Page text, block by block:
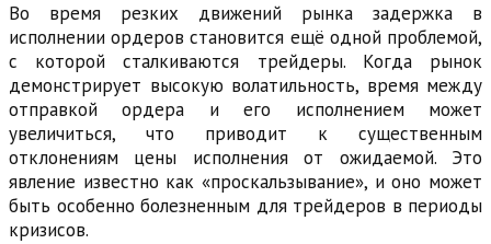
Во время резких движений рынка задержка в
исполнении ордеров становится ещё одной проблемой,
с которой сталкиваются трейдеры. Когда рынок
демонстрирует высокую волатильность, время между
отправкой ордера и его исполнением может
увеличиться, что приводит к существенным
отклонениям цены исполнения от ожидаемой. Это
явление известно как «проскальзывание», и оно может
быть особенно болезненным для трейдеров в периоды
кризисов.